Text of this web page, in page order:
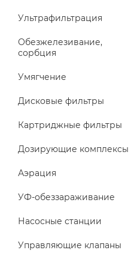
Ультрафильтрация
Обезжелезивание,
сорбция
Умягчение
Дисковые фильтры
Картриджные фильтры
Дозирующие комплексы
Аэрация
УФ-обеззараживание
Насосные станции
Управляющие клапаны